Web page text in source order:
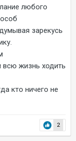
любого
зарекусь
всю жизнь ходить
кто ничего не
2